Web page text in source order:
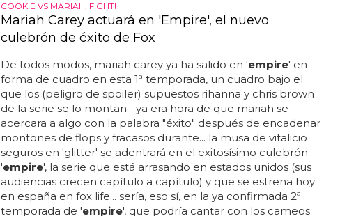
COOKIE VS MARIAH, FIGHT!
Mariah Carey actuará en 'Empire', el nuevo
culebrón de éxito de Fox
De todos modos, mariah carey ya ha salido en 'empire' en
forma de cuadro en esta 1ª temporada, un cuadro bajo el
que los (peligro de spoiler) supuestos rihanna y chris brown
de la serie se lo montan... ya era hora de que mariah se
acercara a algo con la palabra "éxito" después de encadenar
montones de flops y fracasos durante... la musa de vitalicio
seguros en 'glitter' se adentrará en el exitosísimo culebrón
'empire', la serie que está arrasando en estados unidos (sus
audiencias crecen capítulo a capítulo) y que se estrena hoy
en españa en fox life... sería, eso sí, en la ya confirmada 2ª
temporada de 'empire', que podría cantar con los cameos